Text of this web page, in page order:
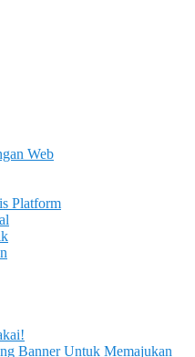
Web
Platform
Banner Untuk Memajukan